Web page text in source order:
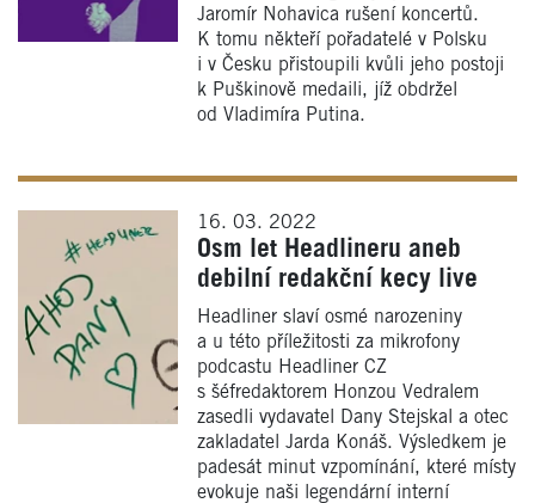
Jaromír Nohavica rušení koncertů.
K tomu někteří pořadatelé v Polsku
i v Česku přistoupili kvůli jeho postoji
k Puškinově medaili, jíž obdržel
od Vladimíra Putina.
16. 03. 2022
Osm let Headlineru aneb
debilní redakční kecy live
Headliner slaví osmé narozeniny
a u této příležitosti za mikrofony
podcastu Headliner CZ
s šéfredaktorem Honzou Vedralem
zasedli vydavatel Dany Stejskal a otec
zakladatel Jarda Konáš. Výsledkem je
padesát minut vzpomínání, které místy
evokuje naši legendární interní